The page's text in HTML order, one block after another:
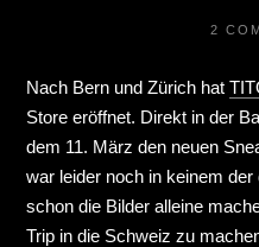
2
Nach Bern und Zürich hat
Store eröffnet. Direkt in der
dem 11. März den neuen
war leider noch in keinem
schon die Bilder alleine
Trip in die Schweiz zu